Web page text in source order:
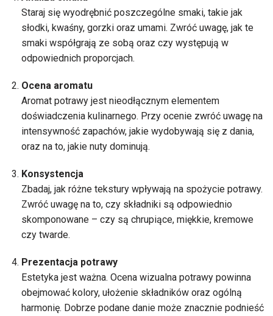
Staraj się wyodrębnić poszczególne smaki, takie jak
słodki, kwaśny, gorzki oraz umami. Zwróć uwagę, jak te
smaki współgrają ze sobą oraz czy występują w
odpowiednich proporcjach.
Ocena aromatu
Aromat potrawy jest nieodłącznym elementem
doświadczenia kulinarnego. Przy ocenie zwróć uwagę na
intensywność zapachów, jakie wydobywają się z dania,
oraz na to, jakie nuty dominują.
Konsystencja
Zbadaj, jak różne tekstury wpływają na spożycie potrawy.
Zwróć uwagę na to, czy składniki są odpowiednio
skomponowane – czy są chrupiące, miękkie, kremowe
czy twarde.
Prezentacja potrawy
Estetyka jest ważna. Ocena wizualna potrawy powinna
obejmować kolory, ułożenie składników oraz ogólną
harmonię. Dobrze podane danie może znacznie podnieść